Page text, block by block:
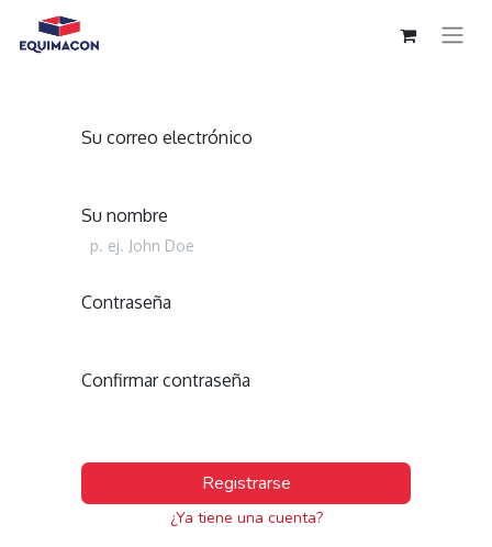
Su correo electrónico
Su nombre
Contraseña
Confirmar contraseña
Registrarse
¿Ya tiene una cuenta?